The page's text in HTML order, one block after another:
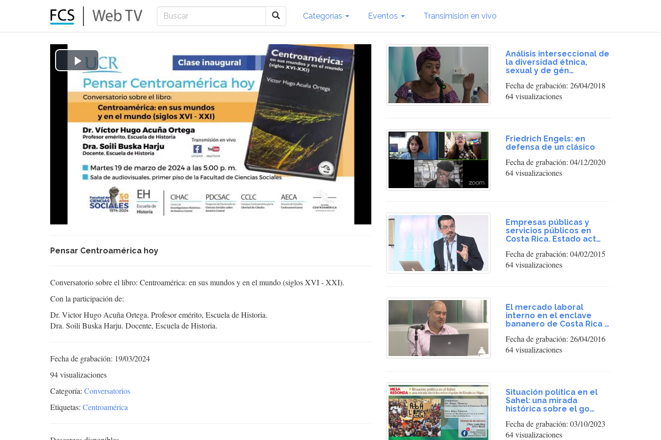
Categorías Eventos Transimisión en vivo
Play
Video
Pensar Centroamérica hoy
Conversatorio sobre el libro: Centroamérica: en sus mundos y en el mundo (siglos XVI - XXI).
Con la participación de:
Dr. Victor Hugo Acuña Ortega. Profesor emérito, Escuela de Historia.
Dra. Soili Buska Harju. Docente, Escuela de Historia.
Fecha de grabación: 19/03/2024
94 visualizaciones
Categoría: Conversatorios
Etiquetas: Centroamérica
Análisis interseccional de
la diversidad étnica,
sexual y de gén…
Fecha de grabación: 26/04/2018
64 visualizaciones
Friedrich Engels: en
defensa de un clásico
Fecha de grabación: 04/12/2020
64 visualizaciones
Empresas públicas y
servicios públicos en
Costa Rica. Estado act…
Fecha de grabación: 04/02/2015
64 visualizaciones
El mercado laboral
interno en el enclave
bananero de Costa Rica …
Fecha de grabación: 26/04/2016
64 visualizaciones
Situación política en el
Sahel: una mirada
histórica sobre el go…
Fecha de grabación: 03/10/2023
64 visualizaciones